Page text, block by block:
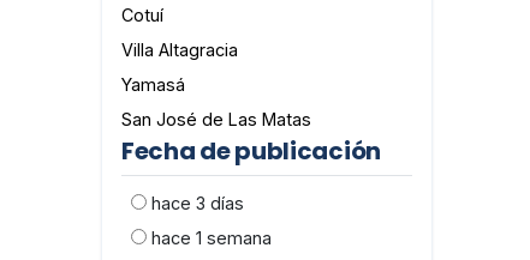
Cotuí
Villa Altagracia
Yamasá
San José de Las Matas
Fecha de publicación
hace 3 días
hace 1 semana